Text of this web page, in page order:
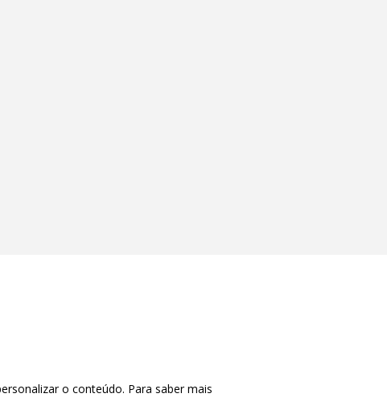
o conteúdo. Para saber mais